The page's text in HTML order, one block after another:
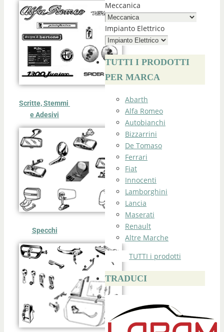
Scritte, Stemmi
e Adesivi
Specchi
Meccanica
Impianto Elettrico
TUTTI I PRODOTTI
PER MARCA
Abarth
Alfa Romeo
Autobianchi
Bizzarrini
De Tomaso
Ferrari
Fiat
Innocenti
Lamborghini
Lancia
Maserati
Renault
Altre Marche
TUTTI i prodotti
TRADUCI